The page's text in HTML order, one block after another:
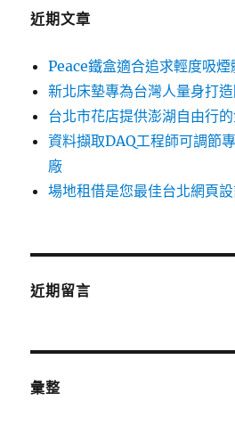
近期文章
Peace鐵盒適合追求輕度吸
新北床墊專為台灣人量身打
台北市花店提供澎湖自由行
資料擷取DAQ工程師可調節
廠
場地租借是您最佳台北網頁
近期留言
彙整